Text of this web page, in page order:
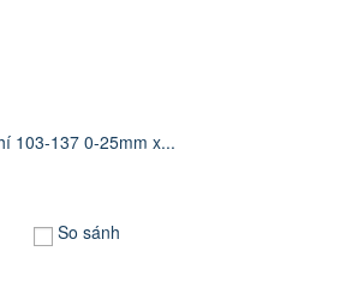
103-137 0-25mm x...
So sánh